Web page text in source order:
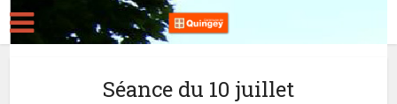
Séance du 10 juillet